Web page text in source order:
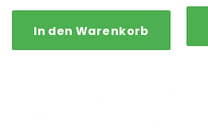
In den Warenkorb